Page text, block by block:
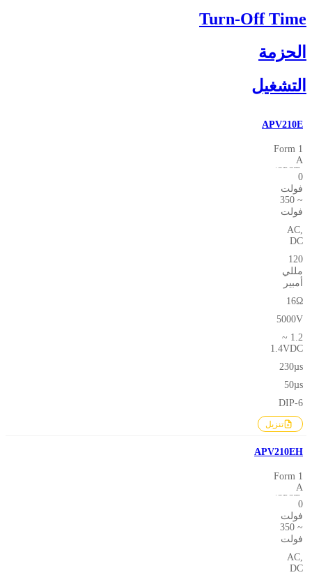
Turn-Off Time
الحزمة
التشغيل
APV210E
1 Form
A
(SPST-
NO)
0
فولت
~ 350
فولت
AC,
DC
120
مللي
أمبير
16Ω
5000V
1.2 ~
1.4VDC
230µs
50µs
DIP-6
تنزيل
APV210EH
1 Form
A
(SPST-
NO)
0
فولت
~ 350
فولت
AC,
DC